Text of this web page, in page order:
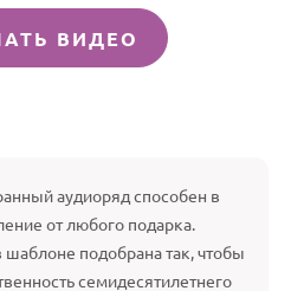
ВИДЕО
аудиоряд способен в
от любого подарка.
шаблоне подобрана так, чтобы
семидесятилетнего